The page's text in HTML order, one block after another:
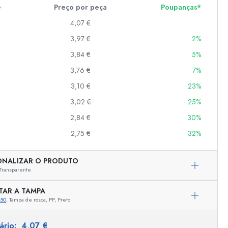
Preço por peça
Poupanças*
4,07 €
3,97 €
2%
3,84 €
5%
3,76 €
7%
3,10 €
23%
3,02 €
25%
2,84 €
30%
2,75 € 32%
O PRODUTO
Transparente
A TAMPA
, Tampa de rosca, PP, Preto